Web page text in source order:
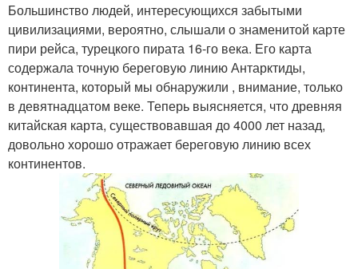
Большинство людей, интересующихся забытыми
цивилизациями, вероятно, слышали о знаменитой карте
пири рейса, турецкого пирата 16-го века. Его карта
содержала точную береговую линию Антарктиды,
континента, который мы обнаружили , внимание, только
в девятнадцатом веке. Теперь выясняется, что древняя
китайская карта, существовавшая до 4000 лет назад,
довольно хорошо отражает береговую линию всех
континентов.